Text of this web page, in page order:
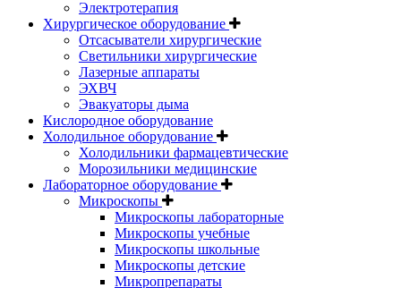
Электротерапия
Хирургическое оборудование
Отсасыватели хирургические
Светильники хирургические
Лазерные аппараты
ЭХВЧ
Эвакуаторы дыма
Кислородное оборудование
Холодильное оборудование
Холодильники фармацевтические
Морозильники медицинские
Лабораторное оборудование
Микроскопы
Микроскопы лабораторные
Микроскопы учебные
Микроскопы школьные
Микроскопы детские
Микропрепараты